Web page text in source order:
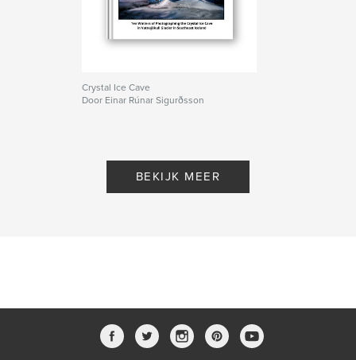
Crystal Ice Cave
Door Einar Rúnar Sigurðsson
BEKIJK MEER